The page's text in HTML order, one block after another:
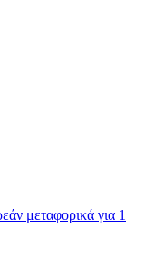
μεταφορικά για 1